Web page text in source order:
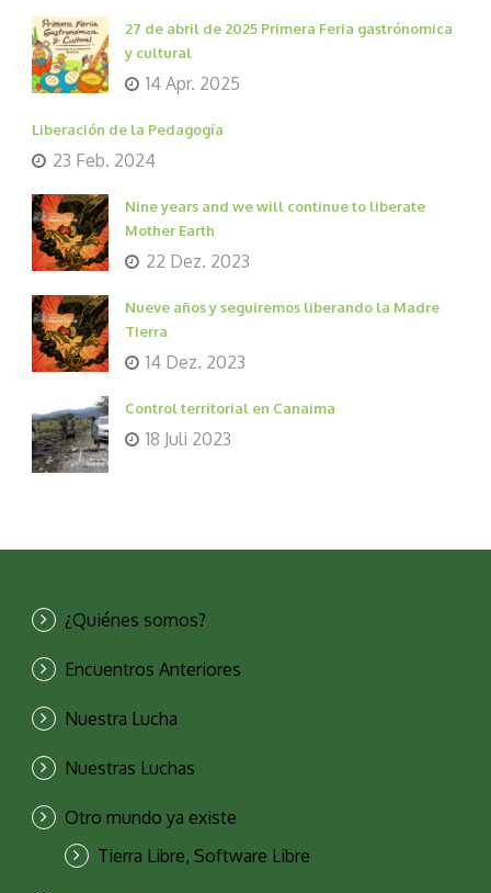
27 de abril de 2025 Primera Feria gastrónomica
y cultural
14 Apr. 2025
Liberación de la Pedagogía
23 Feb. 2024
Nine years and we will continue to liberate
Mother Earth
22 Dez. 2023
Nueve años y seguiremos liberando la Madre
Tierra
14 Dez. 2023
Control territorial en Canaima
18 Juli 2023
¿Quiénes somos?
Encuentros Anteriores
Nuestra Lucha
Nuestras Luchas
Otro mundo ya existe
Tierra Libre, Software Libre